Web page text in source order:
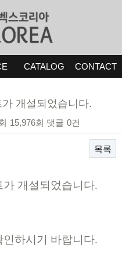
CATALOG CONTACT
개설되었습니다.
15,976회 댓글 0건
목록
가 개설되었습니다.
하시기 바랍니다.